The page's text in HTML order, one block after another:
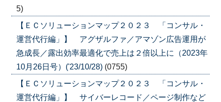
5)
【ＥＣソリューションマップ２０２３ 「コンサル・
運営代行編」】 アグザルファ／アマゾン広告運用が
急成長／露出効率最適化で売上は２倍以上に（2023年
10月26日号）('23/10/28) (0755)
【ＥＣソリューションマップ２０２３ 「コンサル・
運営代行編」】 サイバーレコード／ページ制作など